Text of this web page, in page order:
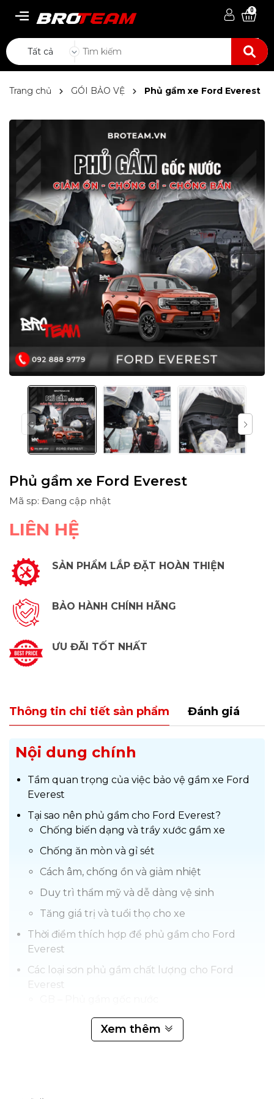
0
Tất cả
Trang chủ GÓI BẢO VỆ Phủ gầm xe Ford Everest
Phủ gầm xe Ford Everest
Mã sp: Đang cập nhật
LIÊN HỆ
SẢN PHẨM LẮP ĐẶT HOÀN THIỆN
BẢO HÀNH CHÍNH HÃNG
ƯU ĐÃI TỐT NHẤT
Thông tin chi tiết sản phẩm Đánh giá
Nội dung chính
Tầm quan trọng của việc bảo vệ gầm xe Ford
Everest
Tại sao nên phủ gầm cho Ford Everest?
Chống biến dạng và trầy xước gầm xe
Chống ăn mòn và gỉ sét
Cách âm, chống ồn và giảm nhiệt
Duy trì thẩm mỹ và dễ dàng vệ sinh
Tăng giá trị và tuổi thọ cho xe
Thời điểm thích hợp để phủ gầm cho Ford
Everest
Các loại sơn phủ gầm chất lượng cho Ford
Everest
Sơn phủ gầm Onzca gốc nước
Sơn phủ gầm 3M
Xem thêm